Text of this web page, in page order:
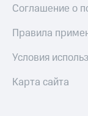
Соглашение о
Правила
Условия
Карта сайта